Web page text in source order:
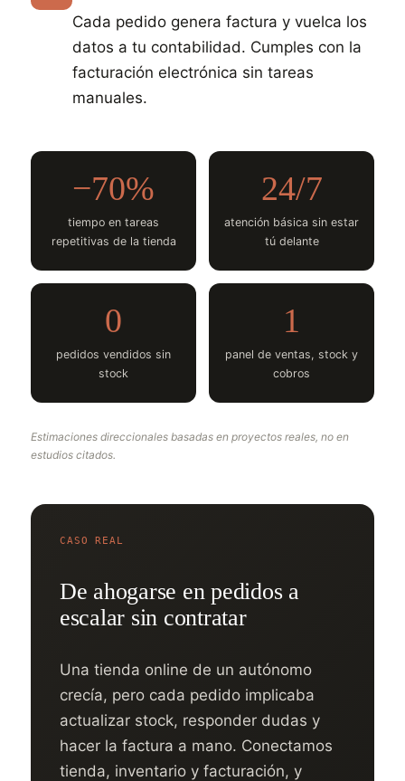
Cada pedido genera factura y vuelca los
datos a tu contabilidad. Cumples con la
facturación electrónica sin tareas
manuales.
−70%
tiempo en tareas
repetitivas de la tienda
24/7
atención básica sin estar
tú delante
0
pedidos vendidos sin
stock
1
panel de ventas, stock y
cobros
Estimaciones direccionales basadas en proyectos reales, no en
estudios citados.
CASO REAL
De ahogarse en pedidos a
escalar sin contratar
Una tienda online de un autónomo
crecía, pero cada pedido implicaba
actualizar stock, responder dudas y
hacer la factura a mano. Conectamos
tienda, inventario y facturación, y